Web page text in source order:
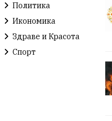
Политика
Икономика
Здраве и Красота
Спорт